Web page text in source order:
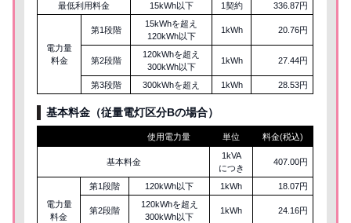
最低利用料金
15kWh以下 1契約 336.87円
電力量
料金
第1段階
15kWhを超え
120kWh以下
1kWh 20.76円
第2段階
120kWhを超え
300kWh以下
1kWh 27.44円
第3段階 300kWhを超え 1kWh 28.53円
基本料金（従量電灯区分Bの場合）
使用電力量 単位 料金(税込)
基本料金
1kVA
につき
407.00円
電力量
料金
第1段階 120kWh以下 1kWh 18.07円
第2段階
120kWhを超え
300kWh以下
1kWh 24.16円